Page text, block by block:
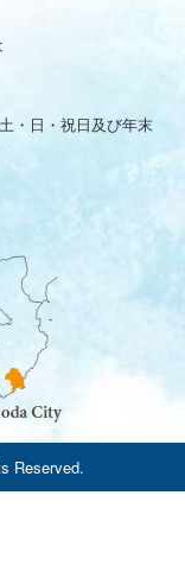
・日・祝日及び年末
Reserved.